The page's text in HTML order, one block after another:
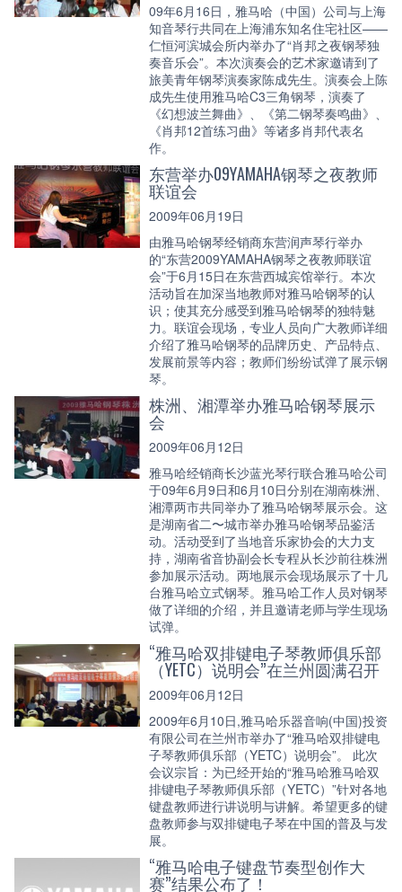
09年6月16日，雅马哈（中国）公司与上海
知音琴行共同在上海浦东知名住宅社区——
仁恒河滨城会所内举办了“肖邦之夜钢琴独
奏音乐会”。本次演奏会的艺术家邀请到了
旅美青年钢琴演奏家陈成先生。演奏会上陈
成先生使用雅马哈C3三角钢琴，演奏了
《幻想波兰舞曲》、《第二钢琴奏鸣曲》、
《肖邦12首练习曲》等诸多肖邦代表名
作。
东营举办09YAMAHA钢琴之夜教师
联谊会
2009年06月19日
由雅马哈钢琴经销商东营润声琴行举办
的“东营2009YAMAHA钢琴之夜教师联谊
会”于6月15日在东营西城宾馆举行。本次
活动旨在加深当地教师对雅马哈钢琴的认
识；使其充分感受到雅马哈钢琴的独特魅
力。联谊会现场，专业人员向广大教师详细
介绍了雅马哈钢琴的品牌历史、产品特点、
发展前景等内容；教师们纷纷试弹了展示钢
琴。
株洲、湘潭举办雅马哈钢琴展示
会
2009年06月12日
雅马哈经销商长沙蓝光琴行联合雅马哈公司
于09年6月9日和6月10日分别在湖南株洲、
湘潭两市共同举办了雅马哈钢琴展示会。这
是湖南省二〜城市举办雅马哈钢琴品鉴活
动。活动受到了当地音乐家协会的大力支
持，湖南省音协副会长专程从长沙前往株洲
参加展示活动。两地展示会现场展示了十几
台雅马哈立式钢琴。雅马哈工作人员对钢琴
做了详细的介绍，并且邀请老师与学生现场
试弹。
“雅马哈双排键电子琴教师俱乐部
（YETC）说明会”在兰州圆满召开
2009年06月12日
2009年6月10日,雅马哈乐器音响(中国)投资
有限公司在兰州市举办了“雅马哈双排键电
子琴教师俱乐部（YETC）说明会”。 此次
会议宗旨：为已经开始的“雅马哈雅马哈双
排键电子琴教师俱乐部（YETC）”针对各地
键盘教师进行讲说明与讲解。希望更多的键
盘教师参与双排键电子琴在中国的普及与发
展。
“雅马哈电子键盘节奏型创作大
赛”结果公布了！